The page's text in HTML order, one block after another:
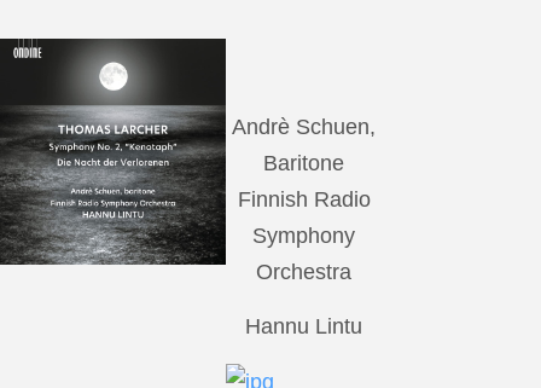
Andrè Schuen,
Baritone
Finnish Radio
Symphony
Orchestra
Hannu Lintu